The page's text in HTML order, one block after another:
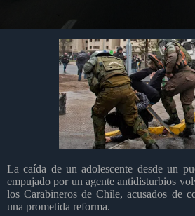
La caída de un adolescente desde un
empujado por un agente antidisturbios
los Carabineros de Chile, acusados de
una prometida reforma.